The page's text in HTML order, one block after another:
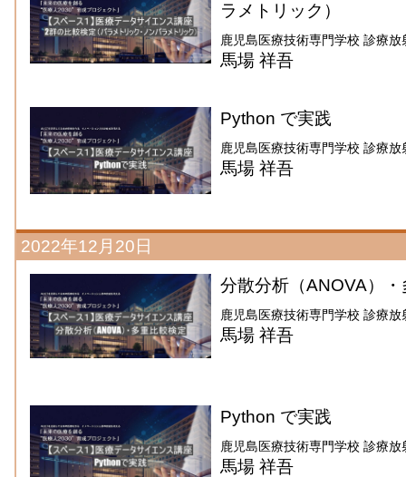
ラメトリック）
鹿児島医療技術専門学校 診療
馬場 祥吾
Python で実践
鹿児島医療技術専門学校 診療
馬場 祥吾
2022年12月20日
分散分析（ANOVA）
鹿児島医療技術専門学校 診療
馬場 祥吾
Python で実践
鹿児島医療技術専門学校 診療
馬場 祥吾